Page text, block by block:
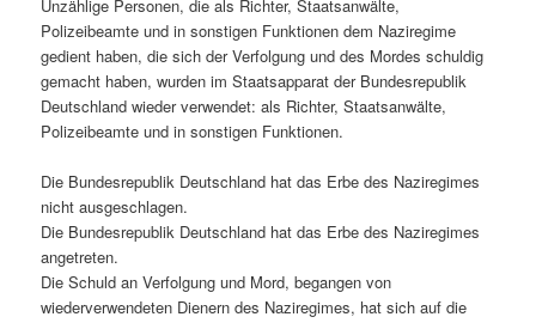
Unzählige Personen, die als Richter, Staatsanwälte,
Polizeibeamte und in sonstigen Funktionen dem Naziregime
gedient haben, die sich der Verfolgung und des Mordes schuldig
gemacht haben, wurden im Staatsapparat der Bundesrepublik
Deutschland wieder verwendet: als Richter, Staatsanwälte,
Polizeibeamte und in sonstigen Funktionen.
Die Bundesrepublik Deutschland hat das Erbe des Naziregimes
nicht ausgeschlagen.
Die Bundesrepublik Deutschland hat das Erbe des Naziregimes
angetreten.
Die Schuld an Verfolgung und Mord, begangen von
wiederverwendeten Dienern des Naziregimes, hat sich auf die